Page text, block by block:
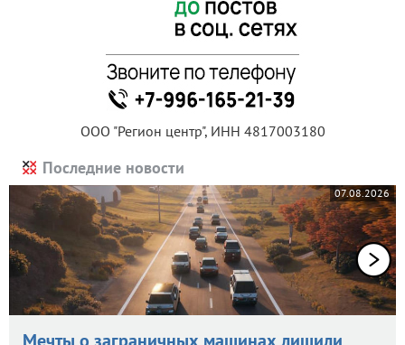
ООО "Регион центр", ИНН 4817003180
Последние новости
07.08.2026